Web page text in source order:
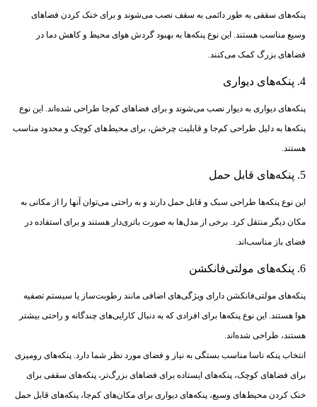
پنکه‌های سقفی به طور دائمی به سقف نصب می‌شوند و برای خنک کردن فضاهای
وسیع مناسب هستند. این نوع پنکه‌ها به بهبود گردش هوای محیط و کاهش دما در
فضاهای بزرگ کمک می‌کنند.
4. پنکه‌های دیواری
پنکه‌های دیواری به دیوار نصب می‌شوند و برای فضاهای کم‌جا طراحی شده‌اند. این نوع
پنکه‌ها به دلیل طراحی کم‌جا و قابلیت چرخش، برای محیط‌های کوچک و محدود مناسب
هستند.
5. پنکه‌های قابل حمل
این نوع پنکه‌ها طراحی سبک و قابل حمل دارند و به راحتی می‌توان آنها را از مکانی به
مکان دیگر منتقل کرد. برخی از مدل‌ها به صورت باتری‌دار هستند و برای استفاده در
فضای باز مناسب‌اند.
6. پنکه‌های مولتی‌فانکشن
پنکه‌های مولتی‌فانکشن دارای ویژگی‌های اضافی مانند رطوبت‌ساز یا سیستم تصفیه
هوا هستند. این نوع پنکه‌ها برای افرادی که به دنبال کارایی‌های چندگانه و راحتی بیشتر
هستند، طراحی شده‌اند.
انتخاب پنکه ناسا مناسب بستگی به نیاز و فضای مورد نظر شما دارد. پنکه‌های رومیزی
برای فضاهای کوچک، پنکه‌های ایستاده برای فضاهای بزرگ‌تر، پنکه‌های سقفی برای
خنک کردن محیط‌های وسیع، پنکه‌های دیواری برای مکان‌های کم‌جا، پنکه‌های قابل حمل